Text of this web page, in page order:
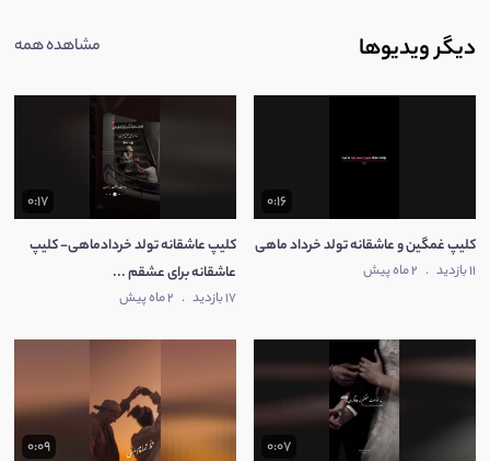
دیگر ویدیوها مشاهده همه
0:16
کلیپ غمگین و عاشقانه تولد خرداد ماهی
11 بازدید . 2 ماه پیش
0:17
کلیپ عاشقانه تولد خردادماهی- کلیپ
عاشقانه برای عشقم ...
17 بازدید . 2 ماه پیش
0:07
0:09